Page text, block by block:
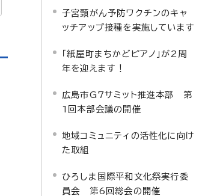
子宮頸がん予防ワクチンのキャ
ッチアップ接種を実施しています
「紙屋町まちかどピアノ」が2周
年を迎えます！
広島市G7サミット推進本部 第
1回本部会議の開催
地域コミュニティの活性化に向け
た取組
ひろしま国際平和文化祭実行委
員会 第6回総会の開催